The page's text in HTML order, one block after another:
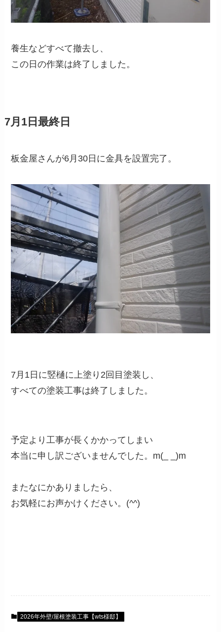
養生などすべて撤去し、
この日の作業は終了しました。
7月1日最終日
板金屋さんが6月30日に金具を設置完了。
7月1日に竪樋に上塗り2回目塗装し、
すべての塗装工事は終了しました。
予定より工事が長くかかってしまい
本当に申し訳ございませんでした。m(_ _)m
またなにかありましたら、
お気軽にお声かけください。(^^)
2026年外壁/屋根塗装工事【wts様邸】